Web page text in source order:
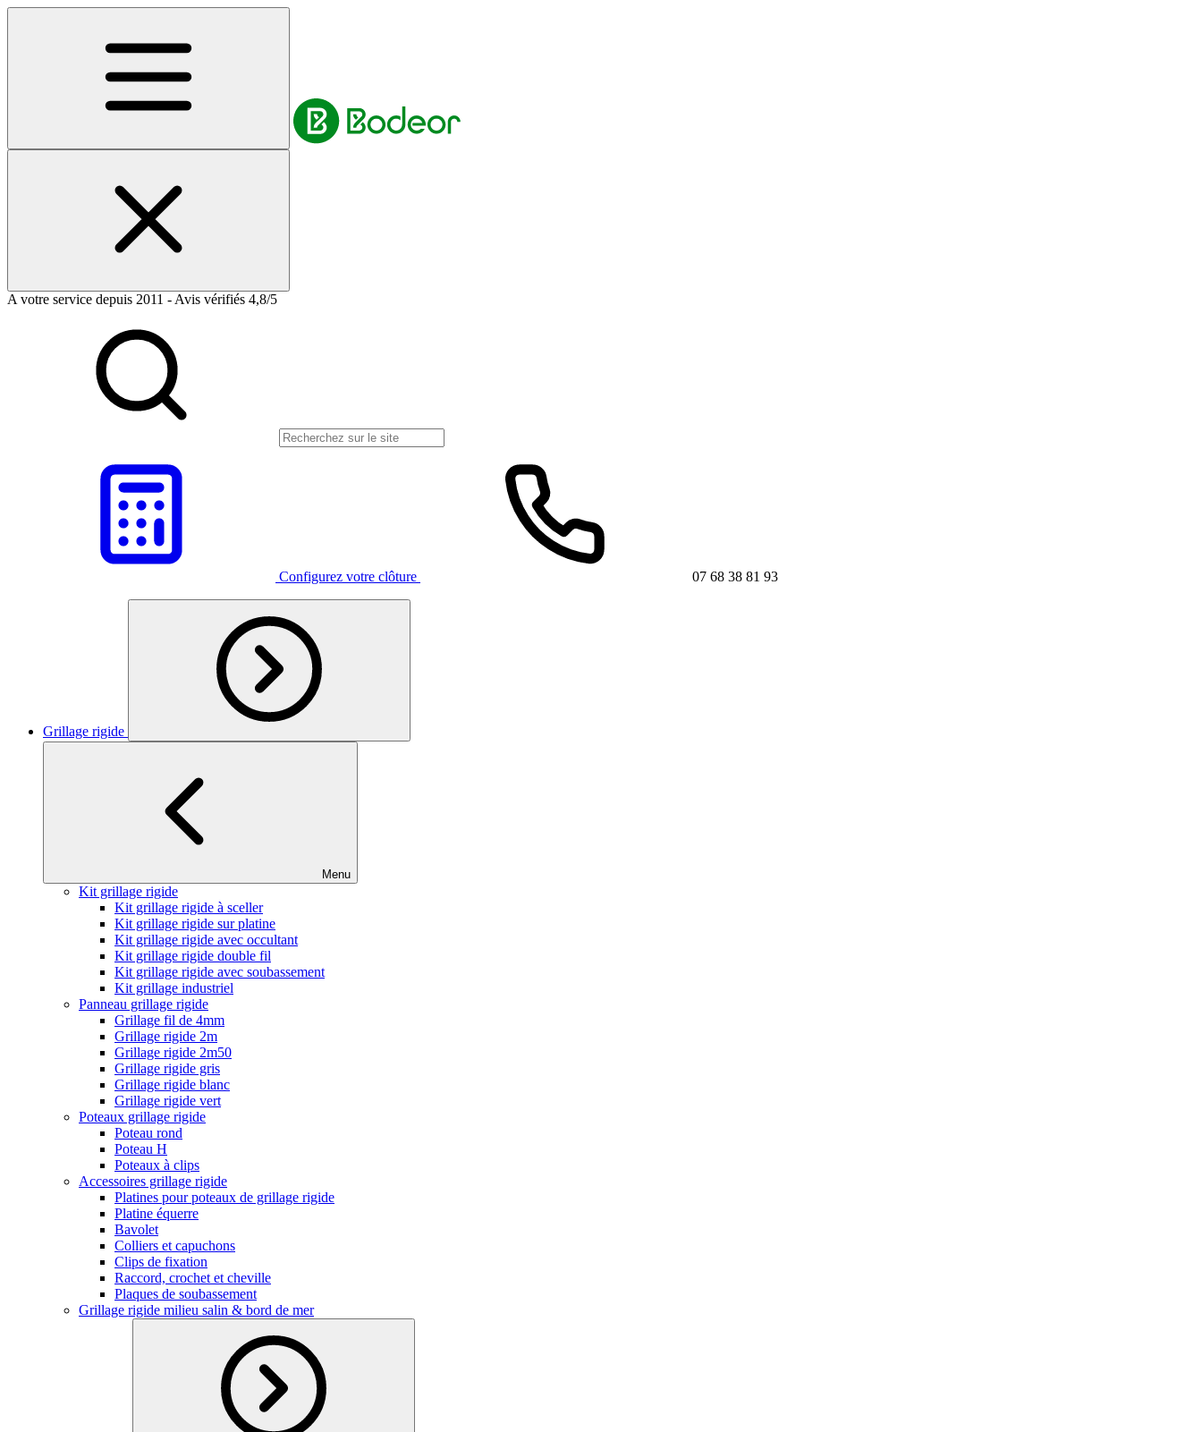
A votre service depuis 2011 - Avis vérifiés 4,8/5
Configurez votre clôture 07 68 38 81 93
Grillage rigide
Menu
Kit grillage rigide
Kit grillage rigide à sceller
Kit grillage rigide sur platine
Kit grillage rigide avec occultant
Kit grillage rigide double fil
Kit grillage rigide avec soubassement
Kit grillage industriel
Panneau grillage rigide
Grillage fil de 4mm
Grillage rigide 2m
Grillage rigide 2m50
Grillage rigide gris
Grillage rigide blanc
Grillage rigide vert
Poteaux grillage rigide
Poteau rond
Poteau H
Poteaux à clips
Accessoires grillage rigide
Platines pour poteaux de grillage rigide
Platine équerre
Bavolet
Colliers et capuchons
Clips de fixation
Raccord, crochet et cheville
Plaques de soubassement
Grillage rigide milieu salin & bord de mer